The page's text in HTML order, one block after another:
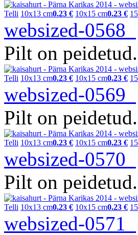
Telli 10x13 cm0.23 € 10x15 cm0.23 €
websized-0568
Pilt on peidetud.
Telli 10x13 cm0.23 € 10x15 cm0.23 €
websized-0569
Pilt on peidetud.
Telli 10x13 cm0.23 € 10x15 cm0.23 €
websized-0570
Pilt on peidetud.
Telli 10x13 cm0.23 € 10x15 cm0.23 €
websized-0571